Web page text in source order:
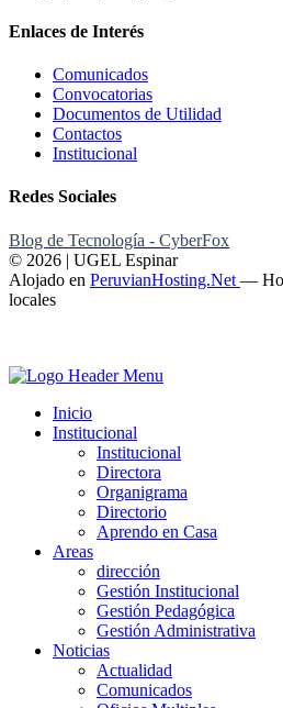
Enlaces de Interés
Comunicados
Convocatorias
Documentos de Utilidad
Contactos
Institucional
Redes Sociales
Blog de Tecnología - CyberFox
© 2026 | UGEL Espinar
Alojado en PeruvianHosting.Net —
locales
Inicio
Institucional
Institucional
Directora
Organigrama
Directorio
Aprendo en Casa
Areas
dirección
Gestión Institucional
Gestión Pedagógica
Gestión Administrativa
Noticias
Actualidad
Comunicados